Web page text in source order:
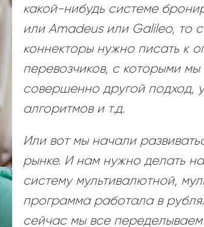
какой-нибудь системе
или Amadeus или Galileo, то
коннекторы нужно писать к
перевозчиков, с которыми
совершенно другой подход,
алгоритмов и т.д.
Или вот мы начали
рынке. И нам нужно делать
систему мультивалютной,
программа работала в
сейчас мы все